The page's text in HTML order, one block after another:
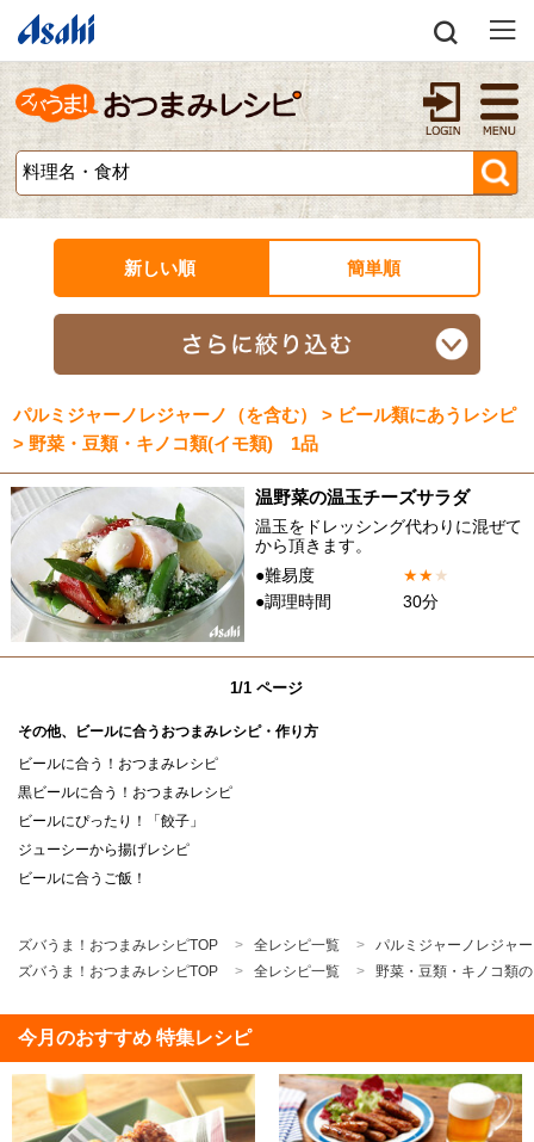
新しい順 簡単順
パルミジャーノレジャーノ（を含む） > ビール類にあうレシピ
> 野菜・豆類・キノコ類(イモ類) 1品
温野菜の温玉チーズサラダ
温玉をドレッシング代わりに混ぜて
から頂きます。
●難易度
★★★
●調理時間
30分
1/1 ページ
その他、ビールに合うおつまみレシピ・作り方
ビールに合う！おつまみレシピ
黒ビールに合う！おつまみレシピ
ビールにぴったり！「餃子」
ジューシーから揚げレシピ
ビールに合うご飯！
ズバうま！おつまみレシピTOP 全レシピ一覧
パルミジャーノレジャ
ズバうま！おつまみレシピTOP
全レシピ一覧 野菜・豆類・キノコ類
今月のおすすめ 特集レシピ